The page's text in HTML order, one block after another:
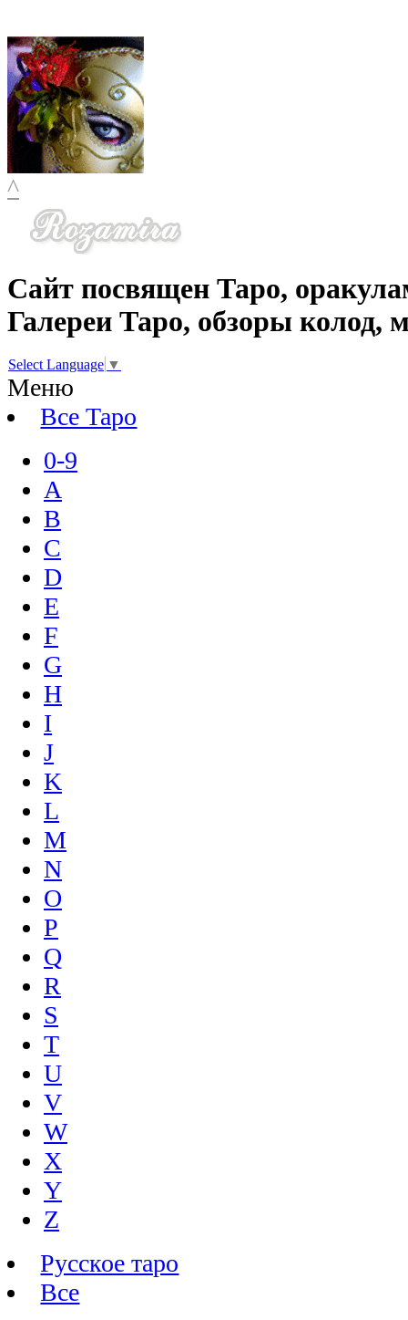
^
Сайт посвящен Таро,
Галереи Таро, обзоры колод,
Select Language ▼
Меню
Все Таро
0-9
A
B
C
D
E
F
G
H
I
J
K
L
M
N
O
P
Q
R
S
T
U
V
W
X
Y
Z
Русское таро
Все